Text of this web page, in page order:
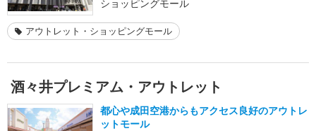
ショッピングモール
アウトレット・ショッピングモール
酒々井プレミアム・アウトレット
都心や成田空港からもアクセス良好のアウトレ
ットモール